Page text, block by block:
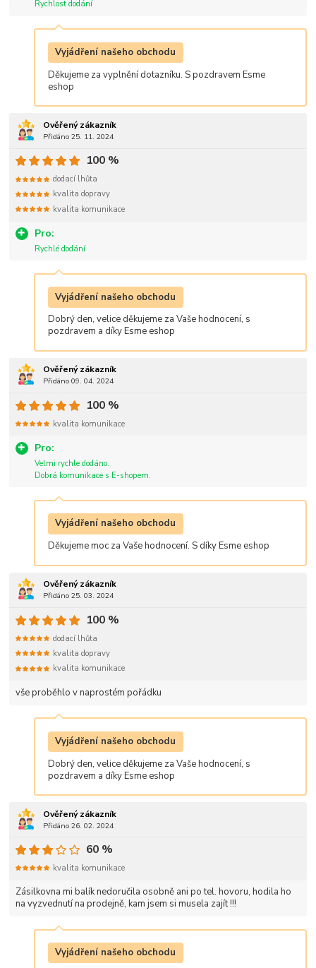
Rychlost dodání
Vyjádření našeho obchodu
Děkujeme za vyplnění dotazníku. S pozdravem Esme
eshop
Ověřený zákazník
Přidáno 25. 11. 2024
Pro:
Rychlé dodání
100 %
dodací lhůta
kvalita dopravy
kvalita komunikace
Vyjádření našeho obchodu
Dobrý den, velice děkujeme za Vaše hodnocení, s
pozdravem a díky Esme eshop
Ověřený zákazník
Přidáno 09. 04. 2024
Pro:
Velmi rychle dodáno.
Dobrá komunikace s E-shopem.
100 %
kvalita komunikace
Vyjádření našeho obchodu
Děkujeme moc za Vaše hodnocení. S díky Esme eshop
Ověřený zákazník
Přidáno 25. 03. 2024
vše proběhlo v naprostém pořádku
100 %
dodací lhůta
kvalita dopravy
kvalita komunikace
Vyjádření našeho obchodu
Dobrý den, velice děkujeme za Vaše hodnocení, s
pozdravem a díky Esme eshop
Ověřený zákazník
Přidáno 26. 02. 2024
Zásilkovna mi balík nedoručila osobně ani po tel. hovoru, hodila ho
na vyzvednutí na prodejně, kam jsem si musela zajít !!!
60 %
kvalita komunikace
Vyjádření našeho obchodu